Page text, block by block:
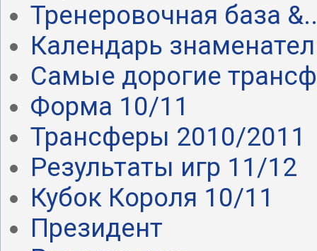
Тренеровочная база
Календарь
Самые дорогие
Форма 10/11
Трансферы 2010/2011
Результаты игр 11/12
Кубок Короля 10/11
Президент